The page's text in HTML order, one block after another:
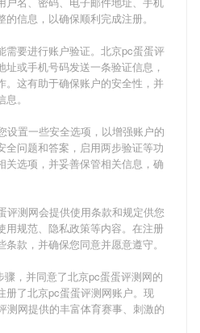
信息，以确保顺利完成注册。
要进行账户验证。 北京pc蛋蛋评
或手机号码发送一条验证信息，
。这有助于确保账户的安全性，并
。
设置一些安全选项，以增强账户的
全问题和答案，启用两步验证等功
关选项，并妥善保管相关信息，确
评测网会提供使用条款和规定供您
用规范、隐私政策等内容。在注册
款，并确保您同意并愿意遵守。
骤，并同意了北京pc蛋蛋评测网的
册了北京pc蛋蛋评测网账户。现
测网提供的丰富体育赛事、刺激的